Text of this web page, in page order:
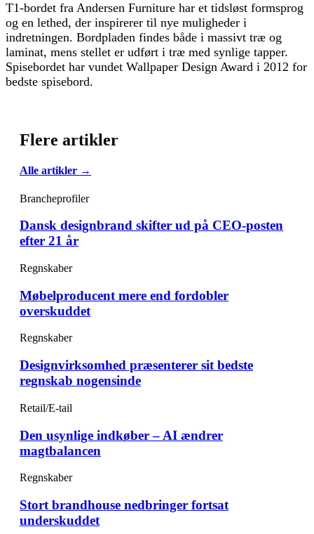
T1-bordet fra Andersen Furniture har et tidsløst formsprog
og en lethed, der inspirerer til nye muligheder i
indretningen. Bordpladen findes både i massivt træ og
laminat, mens stellet er udført i træ med synlige tapper.
Spisebordet har vundet Wallpaper Design Award i 2012 for
bedste spisebord.
Flere artikler
Alle artikler →
Brancheprofiler
Dansk designbrand skifter ud på CEO-posten
efter 21 år
Regnskaber
Møbelproducent mere end fordobler
overskuddet
Regnskaber
Designvirksomhed præsenterer sit bedste
regnskab nogensinde
Retail/E-tail
Den usynlige indkøber – AI ændrer
magtbalancen
Regnskaber
Stort brandhouse nedbringer fortsat
underskuddet